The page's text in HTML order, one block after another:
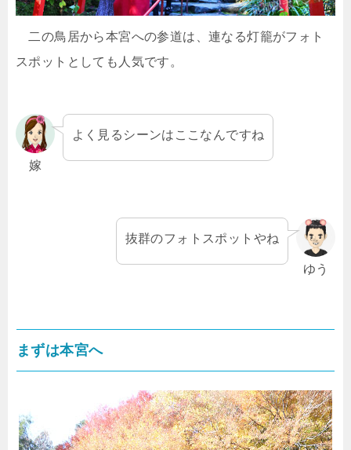
二の鳥居から本宮への参道は、連なる灯籠がフォト
スポットとしても人気です。
嫁
よく見るシーンはここなんですね
ゆう
抜群のフォトスポットやね
まずは本宮へ